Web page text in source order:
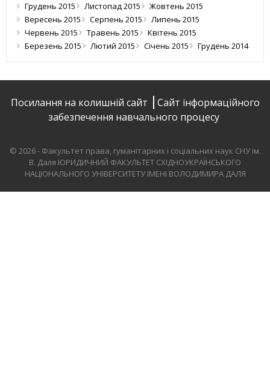
Грудень 2015
Листопад 2015
Жовтень 2015
Вересень 2015
Серпень 2015
Липень 2015
Червень 2015
Травень 2015
Квітень 2015
Березень 2015
Лютий 2015 Січень 2015 Грудень 2014
Посилання на колишній сайт
Сайт інформаційного
забезпечення навчального процесу
© 2026 - Факультет права, гуманітарних і соціальних наук СНУ ім.
В. Даля ЮРИДИЧНИЙ ФАКУЛЬТЕТ СХІДНОУКРАЇНСЬКОГО
НАЦІОНАЛЬНОГО УНІВЕРСИТЕТУ ІМЕНІ ВОЛОДИМИРА ДАЛЯ